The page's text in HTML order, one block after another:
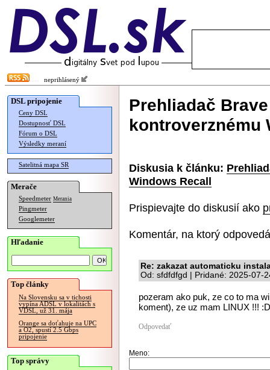
neprihlásený
DSL pripojenie
Ceny DSL
Dostupnosť DSL
Fórum o DSL
Výsledky meraní
Satelitná mapa SR
Merače
Speedmeter Merania
Pingmeter
Googlemeter
Hľadanie
Top články
Na Slovensku sa v tichosti
vypína ADSL v lokalitách s
VDSL, už 31. mája
Orange sa doťahuje na UPC
a O2, spustí 2.5 Gbps
pripojenie
Top správy
Prehliadač
kontroverznému
Diskusia k článku:
Windows Recall
Prispievajte do diskusií ako
Komentár, na ktorý
Re: zakazat automaticku
Od: sfdfdfgd | Pridané: 2025-07-
pozeram ako puk, ze co to ma
koment), ze uz mam LINUX !!! :D
Odpovedať
Meno: